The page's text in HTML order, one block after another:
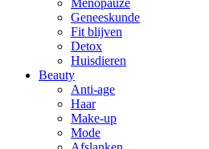
Menopauze
Geneeskunde
Fit blijven
Detox
Huisdieren
Beauty
Anti-age
Haar
Make-up
Mode